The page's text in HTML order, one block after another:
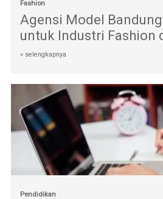
Fashion
Agensi Model
untuk Industri Fashion
» selengkapnya
Pendidikan